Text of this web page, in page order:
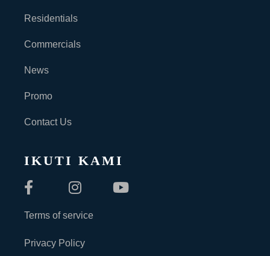
Residentials
Commercials
News
Promo
Contact Us
IKUTI KAMI
Terms of service
Privacy Policy